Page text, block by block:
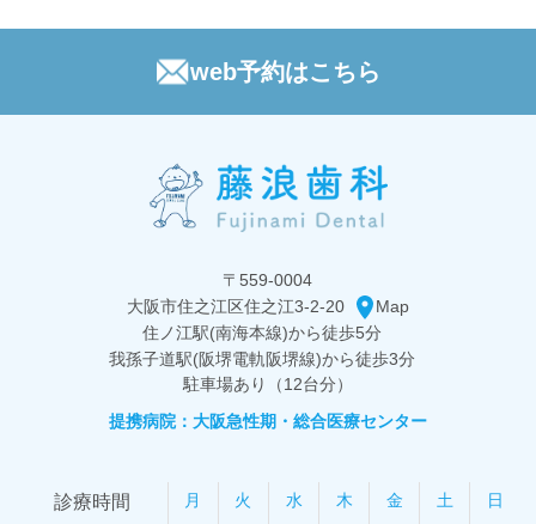
web予約はこちら
〒559-0004
大阪市住之江区住之江3-2-20
Map
住ノ江駅(南海本線)から徒歩5分
我孫子道駅(阪堺電軌阪堺線)から徒歩3分
駐車場あり（12台分）
提携病院：大阪急性期・総合医療センター
診療時間 月 火 水 木 金 土 日